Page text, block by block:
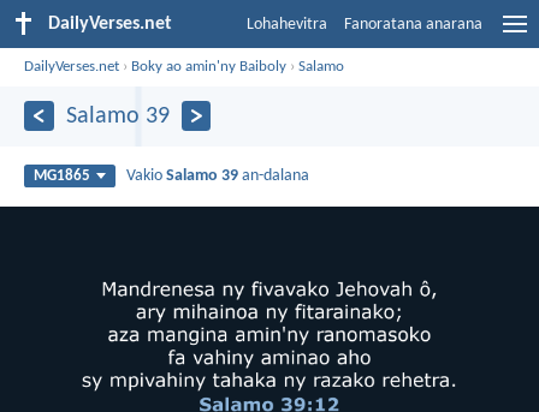
DailyVerses.net Lohahevitra Fanoratana anarana
DailyVerses.net › Boky ao amin'ny Baiboly ›Salamo
Salamo 39
MG1865 VakioSalamo 39 an-dalana